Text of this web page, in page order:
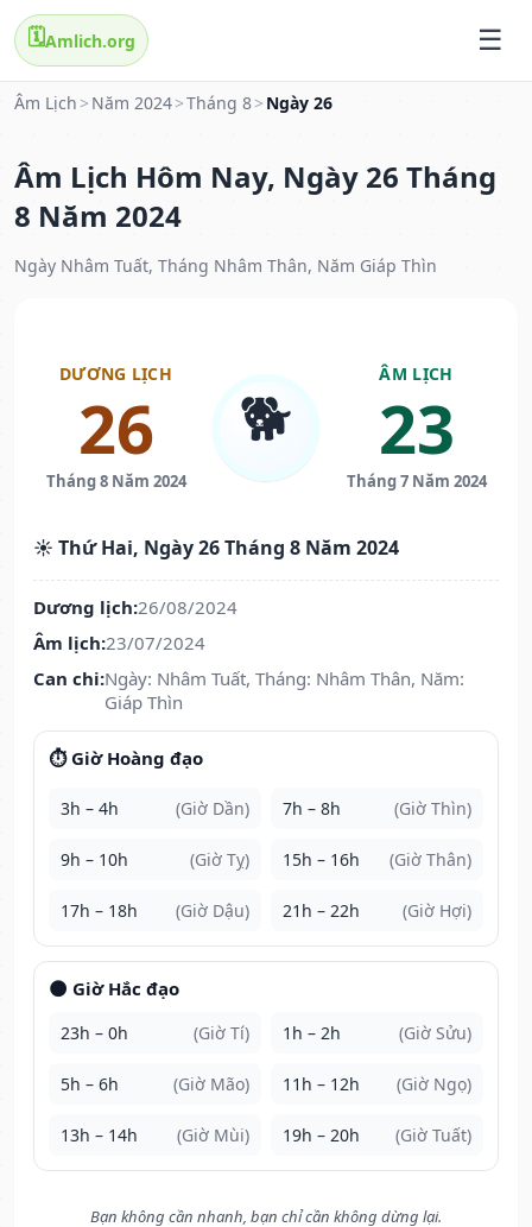
🗓️Amlich.org
Âm Lịch > Năm 2024>Tháng 8> Ngày 26
Âm Lịch Hôm Nay, Ngày 26 Tháng
8 Năm 2024
Ngày Nhâm Tuất, Tháng Nhâm Thân, Năm Giáp Thìn
DƯƠNG LỊCH
26
Tháng 8 Năm 2024
🐕
ÂM LỊCH
23
Tháng 7 Năm 2024
☀️ Thứ Hai, Ngày 26 Tháng 8 Năm 2024
Dương lịch:26/08/2024
Âm lịch:23/07/2024
Can chi:Ngày: Nhâm Tuất, Tháng: Nhâm Thân, Năm:
Giáp Thìn
⏱️ Giờ Hoàng đạo
3h – 4h (Giờ Dần) 7h – 8h (Giờ Thìn)
9h – 10h (Giờ Tỵ) 15h – 16h (Giờ Thân)
17h – 18h (Giờ Dậu) 21h – 22h (Giờ Hợi)
🌑 Giờ Hắc đạo
23h – 0h (Giờ Tí) 1h – 2h (Giờ Sửu)
5h – 6h (Giờ Mão) 11h – 12h (Giờ Ngọ)
13h – 14h (Giờ Mùi) 19h – 20h (Giờ Tuất)
Bạn không cần nhanh, bạn chỉ cần không dừng lại.